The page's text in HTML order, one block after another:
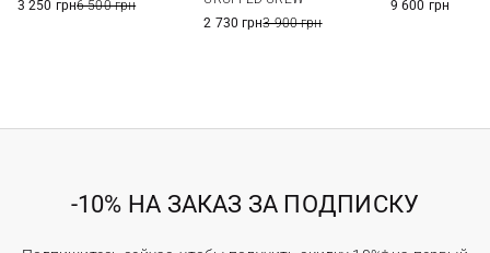
3 250 грн6 500 грн
2 730 грн3 900 грн
9 600 грн
-10% НА ЗАКАЗ ЗА ПОДПИСКУ